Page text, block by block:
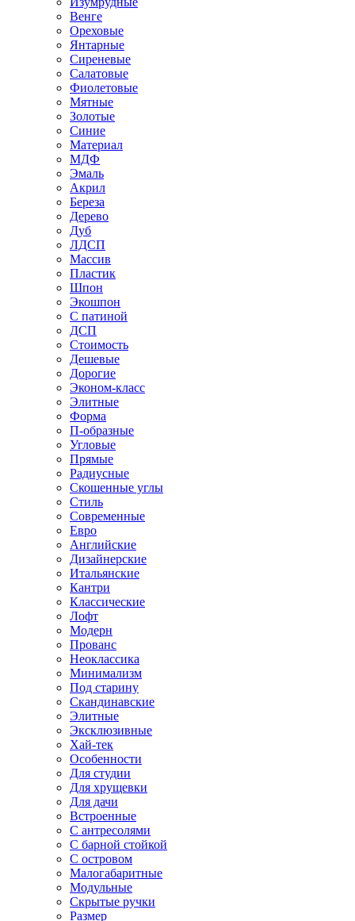
Венге
Ореховые
Янтарные
Сиреневые
Салатовые
Фиолетовые
Мятные
Золотые
Синие
Материал
МДФ
Эмаль
Акрил
Береза
Дерево
Дуб
ЛДСП
Массив
Пластик
Шпон
Экошпон
С патиной
ДСП
Стоимость
Дешевые
Дорогие
Эконом-класс
Элитные
Форма
П-образные
Угловые
Прямые
Радиусные
Скошенные углы
Стиль
Современные
Евро
Английские
Дизайнерские
Итальянские
Кантри
Классические
Лофт
Модерн
Прованс
Неоклассика
Минимализм
Под старину
Скандинавские
Элитные
Эксклюзивные
Хай-тек
Особенности
Для студии
Для хрущевки
Для дачи
Встроенные
С антресолями
С барной стойкой
С островом
Малогабаритные
Модульные
Скрытые ручки
Размер